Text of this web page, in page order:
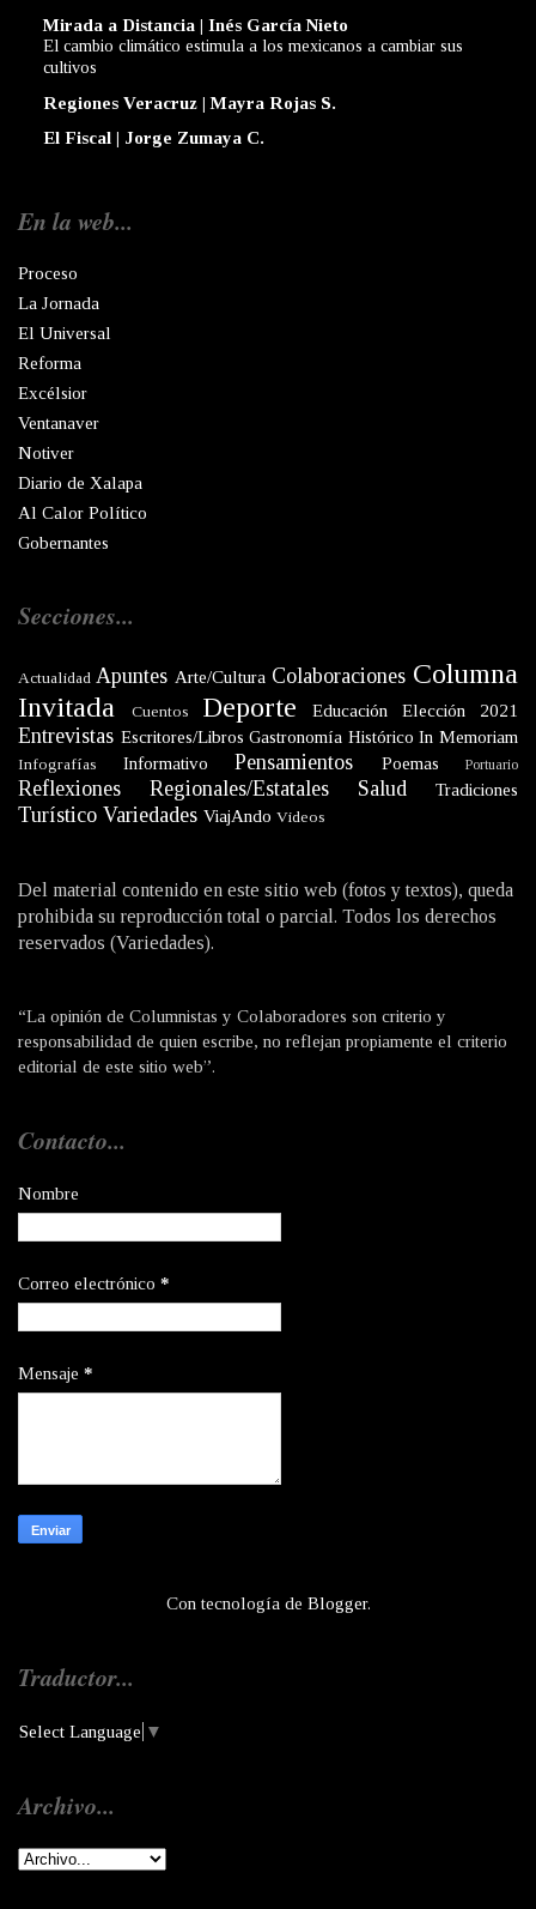
Mirada a Distancia | Inés García Nieto
El cambio climático estimula a los mexicanos a cambiar sus
cultivos
Regiones Veracruz | Mayra Rojas S.
El Fiscal | Jorge Zumaya C.
En la web...
Proceso
La Jornada
El Universal
Reforma
Excélsior
Ventanaver
Notiver
Diario de Xalapa
Al Calor Político
Gobernantes
Secciones...
Actualidad Apuntes Arte/Cultura Colaboraciones Columna
Invitada
Cuentos Deporte Educación Elección 2021
Entrevistas Escritores/Libros Gastronomía Histórico In Memoriam
Infografías Informativo Pensamientos Poemas Portuario
Reflexiones Regionales/Estatales Salud Tradiciones
Turístico Variedades ViajAndo Videos
Del material contenido en este sitio web (fotos y textos), queda
prohibida su reproducción total o parcial. Todos los derechos
reservados (Variedades).
“La opinión de Columnistas y Colaboradores son criterio y
responsabilidad de quien escribe, no reflejan propiamente el criterio
editorial de este sitio web”.
Contacto...
Nombre
Correo electrónico *
Mensaje *
Con tecnología de Blogger.
Traductor...
Select Language ▼
Archivo...